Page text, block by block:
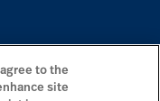
to the
site